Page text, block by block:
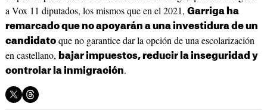
a Vox 11 diputados, los mismos que en el 2021, Garriga ha
remarcado que no apoyarán a una investidura de un
candidatoque no garantice dar la opción de una escolarización
en castellano, bajar impuestos, reducir la inseguridad y
controlar la inmigración.